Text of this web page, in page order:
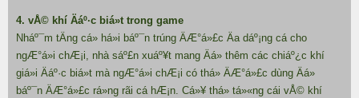
4. vÅ© khí Äáº·c biá»t trong game
Nháº¯m tÄng cá» há»i báº¯n trúng ÄÆ°á»£c Äa dáº¡ng cá cho
ngÆ°á»i chÆ¡i, nhà sáº£n xuáº¥t mang Äá» thêm các chiáº¿c khí
giá»i Äáº·c biá»t mà ngÆ°á»i chÆ¡i có thá» ÄÆ°á»£c dùng Äá»
báº¯n ÄÆ°á»£c rá»ng rãi cá hÆ¡n. Cá»¥ thá» tá»«ng cái vÅ© khí